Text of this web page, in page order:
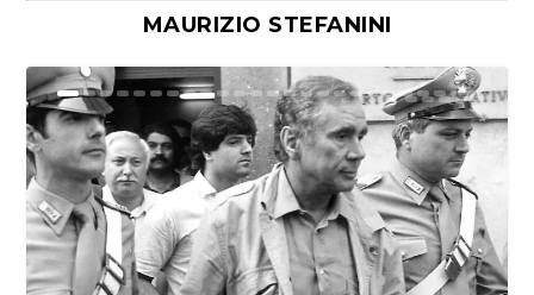
Ground Rules. Alejan...
«Rafael: Poesía subl...
Bienvenidos al circo...
Georges de La Tour. ...
Robert Capa: la hist...
MAURIZIO STEFANINI